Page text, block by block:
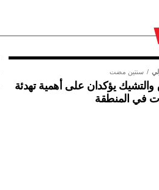
سنتين مضت
والتشيك يؤكدان على أهمية تهدئة
في المنطقة